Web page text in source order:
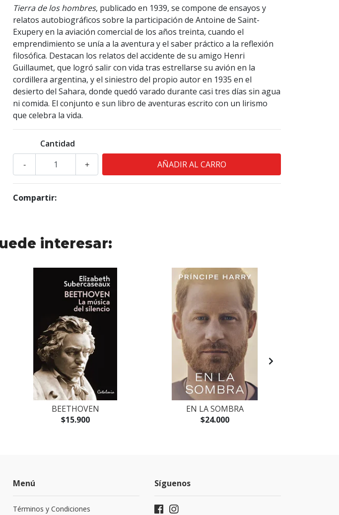
Tierra de los hombres, publicado en 1939, se compone de ensayos y
relatos autobiográficos sobre la participación de Antoine de Saint-
Exupery en la aviación comercial de los años treinta, cuando el
emprendimiento se unía a la aventura y el saber práctico a la reflexión
filosófica. Destacan los relatos del accidente de su amigo Henri
Guillaumet, que logró salir con vida tras estrellarse su avión en la
cordillera argentina, y el siniestro del propio autor en 1935 en el
desierto del Sahara, donde quedó varado durante casi tres días sin agua
ni comida. El conjunto e sun libro de aventuras escrito con un lirismo
que celebra la vida.
Cantidad
+
-
Compartir:
interesar:
BEETHOVEN
$15.900
EN LA SOMBRA
$24.000
Menú
Términos y Condiciones
Síguenos